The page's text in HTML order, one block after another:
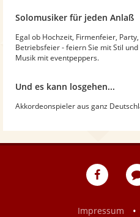
Solomusiker für jeden Anlaß
Egal ob Hochzeit, Firmenfeier,
Betriebsfeier - feiern Sie mit Stil
Musik mit eventpeppers.
Und es kann losgehen...
Akkordeonspieler aus ganz
Impressum
•